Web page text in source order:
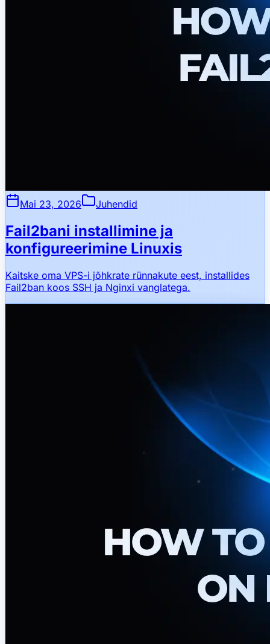
Mai 23, 2026 Juhendid
Fail2bani installimine ja
konfigureerimine Linuxis
Kaitske oma VPS-i jõhkrate rünnakute eest, installides
Fail2ban koos SSH ja Nginxi vanglatega.